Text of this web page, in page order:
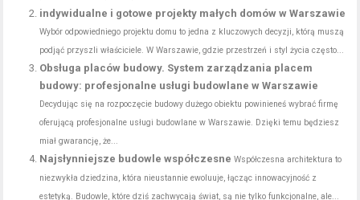
indywidualne i gotowe projekty małych domów w Warszawie
Wybór odpowiedniego projektu domu to jedna z kluczowych decyzji, którą muszą
podjąć przyszli właściciele. W Warszawie, gdzie przestrzeń i styl życia często...
Obsługa placów budowy. System zarządzania placem
budowy: profesjonalne usługi budowlane w Warszawie
Decydując się na rozpoczęcie budowy dużego obiektu powinieneś wybrać firmę
oferującą profesjonalne usługi budowlane w Warszawie. Dzięki temu będziesz
miał gwarancję, że...
Najsłynniejsze budowle współczesne Współczesna architektura to
niezwykła dziedzina, która nieustannie ewoluuje, łącząc innowacyjność z
estetyką. Budowle, które dziś zachwycają świat, są nie tylko funkcjonalne, ale...